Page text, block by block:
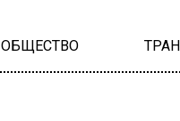
ОБЩЕСТВО